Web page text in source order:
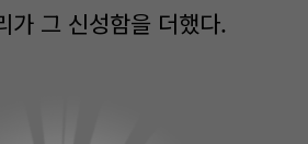
가 그 신성함을 더했다.